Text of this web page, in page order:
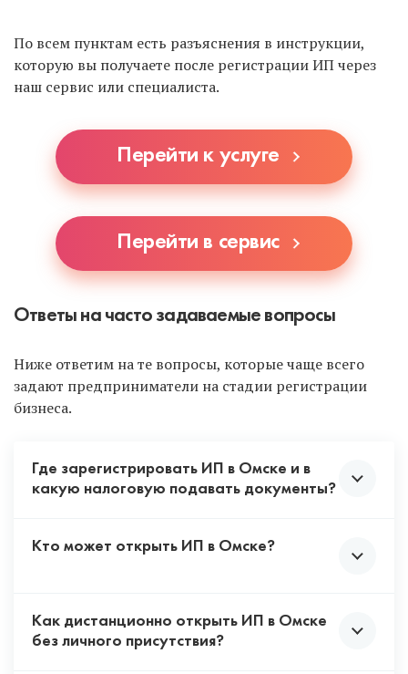
По всем пунктам есть разъяснения в инструкции,
которую вы получаете после регистрации ИП через
наш сервис или специалиста.
Перейти к услуге
Перейти в сервис
Ответы на часто задаваемые вопросы
Ниже ответим на те вопросы, которые чаще всего
задают предприниматели на стадии регистрации
бизнеса.
Где зарегистрировать ИП в Омске и в
какую налоговую подавать документы?
В Омске только одна налоговая, где открывают
для регистрации индивидуального
предпринимателя, читайте выше в статье.
Кто может открыть ИП в Омске?
Открыть ИП может любой совершеннолетний
гражданин России. Если вам еще нет 18 лет, то
Как дистанционно открыть ИП в Омске
без личного присутствия?